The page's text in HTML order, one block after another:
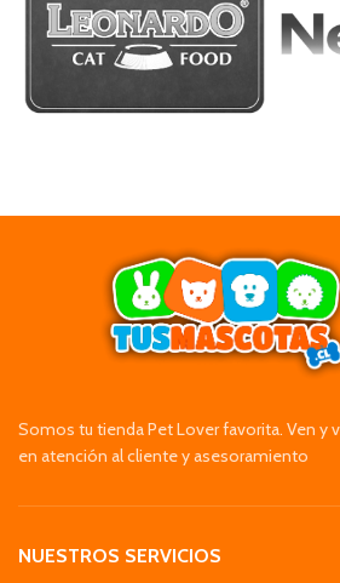
Somos tu tienda Pet Lover favorita. Ven y
en atención al cliente y asesoramiento
NUESTROS SERVICIOS